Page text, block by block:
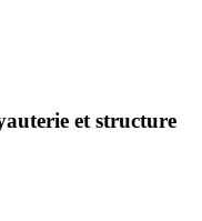
et structure